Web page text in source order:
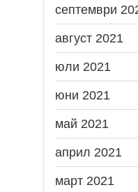
септември
август 2021
юли 2021
юни 2021
май 2021
април 2021
март 2021